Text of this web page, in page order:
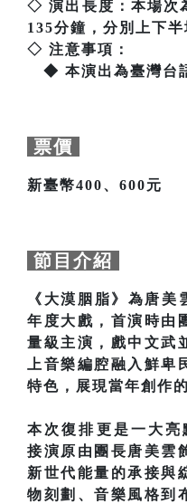
◇ 演出長度：本場次
135分鐘，分別上下
◇ 注意事項：
◆ 本演出為臺灣台
票價
新臺幣400、600元
節目介紹
《大漠胭脂》為唐
年度大戲，首演時由
量級主演，戲中文武
上音樂編腔融入鮮卑
特色，展現當年創作
本次復排更是一大
接演原由團長唐美雲
新世代能量的承接與
物刻劃、音樂風格到